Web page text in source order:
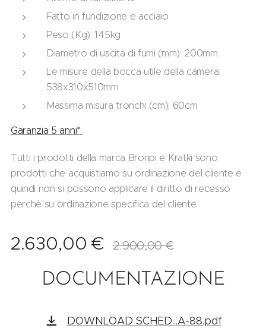
Fatto in fundizione e acciaio
Peso (Kg): 145kg
Diametro di uscita di fumi (mm): 200mm
Le misure della bocca utile della camera:
538x310x510mm
Massima misura tronchi (cm): 60cm
Garanzia 5 anni*
Tutti i prodotti della marca Bronpi e Kratki sono
prodotti che acquistiamo su ordinazione del cliente e
quindi non si possono applicare il diritto di recesso
perchè su ordinazione specifica del cliente.
2.630,00 € 2.900,00€
DOCUMENTAZIONE
DOWNLOAD SCHED...A-88.pdf